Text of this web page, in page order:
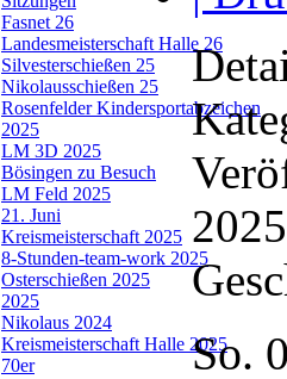
Fasnet 26
Landesmeisterschaft Halle 26
Silvesterschießen 25
Nikolausschießen 25
Rosenfelder Kindersportabzeichen
2025
LM 3D 2025
Bösingen zu Besuch
LM Feld 2025
21. Juni
Kreismeisterschaft 2025
8-Stunden-team-work 2025
Osterschießen 2025
2025
Nikolaus 2024
Kreismeisterschaft Halle 2025
70er
So.